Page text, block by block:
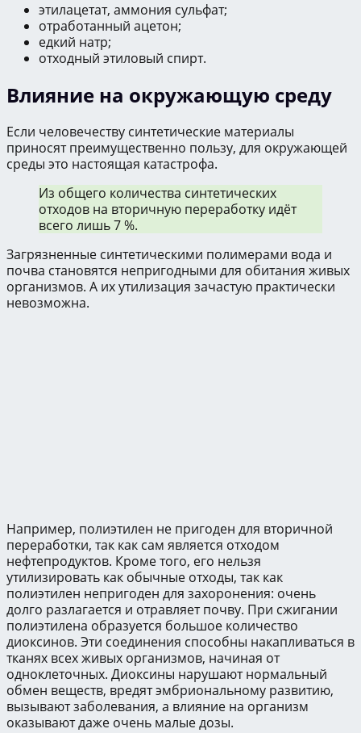
этилацетат, аммония сульфат;
отработанный ацетон;
едкий натр;
отходный этиловый спирт.
Влияние на окружающую среду
Если человечеству синтетические материалы
приносят преимущественно пользу, для окружающей
среды это настоящая катастрофа.
Из общего количества синтетических
отходов на вторичную переработку идёт
всего лишь 7 %.
Загрязненные синтетическими полимерами вода и
почва становятся непригодными для обитания живых
организмов. А их утилизация зачастую практически
невозможна.
Например, полиэтилен не пригоден для вторичной
переработки, так как сам является отходом
нефтепродуктов. Кроме того, его нельзя
утилизировать как обычные отходы, так как
полиэтилен непригоден для захоронения: очень
долго разлагается и отравляет почву. При сжигании
полиэтилена образуется большое количество
диоксинов. Эти соединения способны накапливаться в
тканях всех живых организмов, начиная от
одноклеточных. Диоксины нарушают нормальный
обмен веществ, вредят эмбриональному развитию,
вызывают заболевания, а влияние на организм
оказывают даже очень малые дозы.